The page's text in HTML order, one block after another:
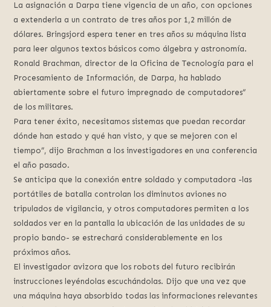
La asignación a Darpa tiene vigencia de un año, con opciones
a extenderla a un contrato de tres años por 1,2 millón de
dólares. Bringsjord espera tener en tres años su máquina lista
para leer algunos textos básicos como álgebra y astronomía.
Ronald Brachman, director de la Oficina de Tecnología para el
Procesamiento de Información, de Darpa, ha hablado
abiertamente sobre el futuro impregnado de computadores”
de los militares.
Para tener éxito, necesitamos sistemas que puedan recordar
dónde han estado y qué han visto, y que se mejoren con el
tiempo”, dijo Brachman a los investigadores en una conferencia
el año pasado.
Se anticipa que la conexión entre soldado y computadora -las
portátiles de batalla controlan los diminutos aviones no
tripulados de vigilancia, y otros computadores permiten a los
soldados ver en la pantalla la ubicación de las unidades de su
propio bando- se estrechará considerablemente en los
próximos años.
El investigador avizora que los robots del futuro recibirán
instrucciones leyéndolas escuchándolas. Dijo que una vez que
una máquina haya absorbido todas las informaciones relevantes